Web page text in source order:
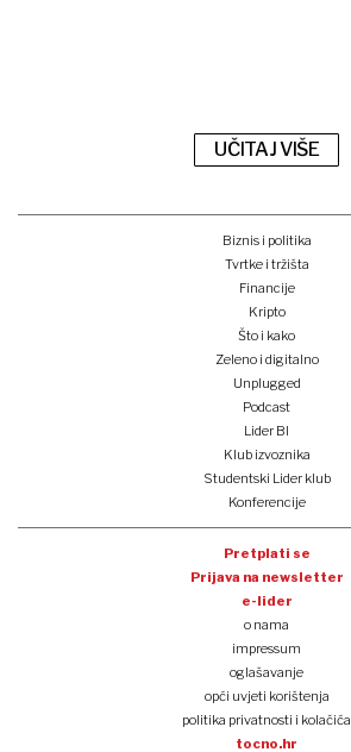
UČITAJ VIŠE
Biznis i politika
Tvrtke i tržišta
Financije
Kripto
Što i kako
Zeleno i digitalno
Unplugged
Podcast
Lider BI
Klub izvoznika
Studentski Lider klub
Konferencije
Pretplati se
Prijava na newsletter
e-lider
o nama
impressum
oglašavanje
opći uvjeti korištenja
politika privatnosti i kolačića
tocno.hr